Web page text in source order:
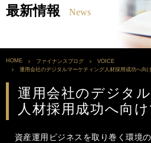
最新情報 News
HOME ファイナンスブログ
VOICE
運用会社のデジタルマーケティング人材採用成功へ向
運用会社のデジタ
人材採用成功へ向
資産運用ビジネスを取り巻く環境